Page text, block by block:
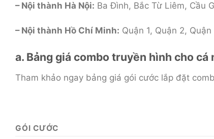
– Nội thành Hà Nội: Ba Đình, Bắc Từ Liêm, Cầu
– Nội thành Hồ Chí Minh: Quận 1, Quận 2,
a. Bảng giá combo truyền hình cho cá
Tham khảo ngay bảng giá gói cước lắp đặt
GÓI CƯỚC